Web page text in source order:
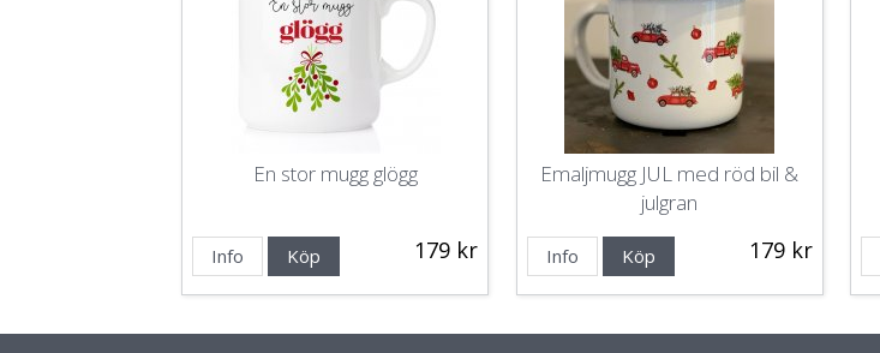
En stor mugg glögg
179 kr
Info Köp
Emaljmugg JUL med röd bil &
julgran
179 kr
Info Köp